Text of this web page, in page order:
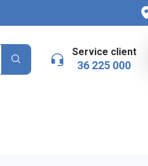
Service client
36 225 000